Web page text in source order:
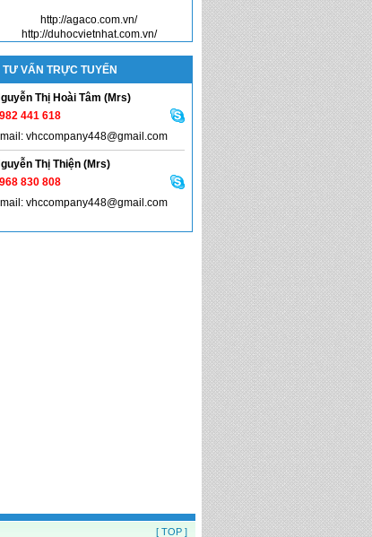
http://agaco.com.vn/
http://duhocvietnhat.com.vn/
TƯ VẤN TRỰC TUYẾN
Thị Hoài Tâm (Mrs)
441 618
vhccompany448@gmail.com
Thị Thiện (Mrs)
830 808
vhccompany448@gmail.com
[ TOP ]